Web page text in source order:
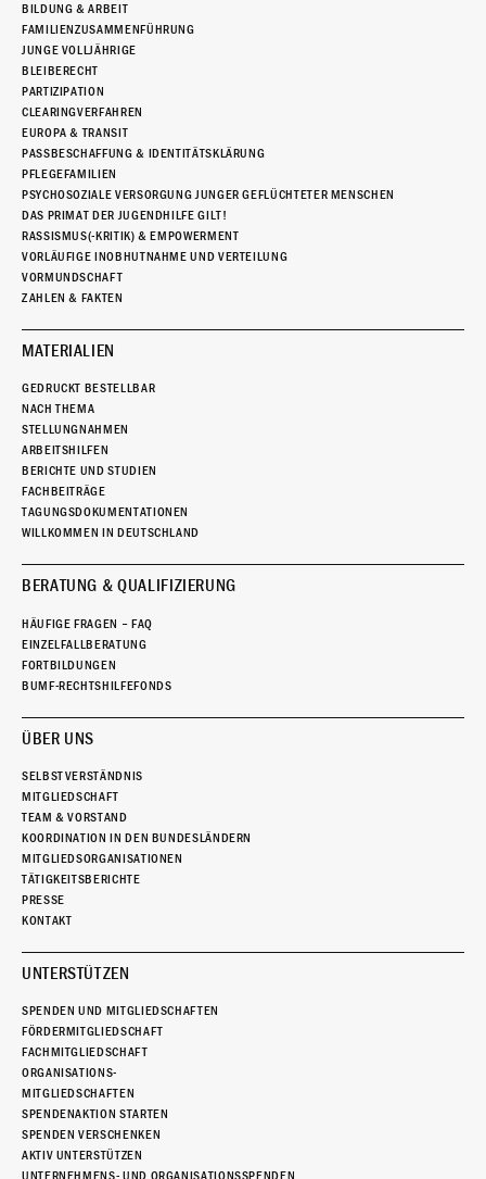
BILDUNG & ARBEIT
FAMILIENZUSAMMENFÜHRUNG
JUNGE VOLLJÄHRIGE
BLEIBERECHT
PARTIZIPATION
CLEARINGVERFAHREN
EUROPA & TRANSIT
PASSBESCHAFFUNG & IDENTITÄTSKLÄRUNG
PFLEGEFAMILIEN
PSYCHOSOZIALE VERSORGUNG JUNGER GEFLÜCHTETER MENSCHEN
DAS PRIMAT DER JUGENDHILFE GILT!
RASSISMUS(-KRITIK) & EMPOWERMENT
VORLÄUFIGE INOBHUTNAHME UND VERTEILUNG
VORMUNDSCHAFT
ZAHLEN & FAKTEN
MATERIALIEN
GEDRUCKT BESTELLBAR
NACH THEMA
STELLUNGNAHMEN
ARBEITSHILFEN
BERICHTE UND STUDIEN
FACHBEITRÄGE
TAGUNGSDOKUMENTATIONEN
WILLKOMMEN IN DEUTSCHLAND
BERATUNG & QUALIFIZIERUNG
HÄUFIGE FRAGEN – FAQ
EINZELFALLBERATUNG
FORTBILDUNGEN
BUMF-RECHTSHILFEFONDS
ÜBER UNS
SELBSTVERSTÄNDNIS
MITGLIEDSCHAFT
TEAM & VORSTAND
KOORDINATION IN DEN BUNDESLÄNDERN
MITGLIEDSORGANISATIONEN
TÄTIGKEITSBERICHTE
PRESSE
KONTAKT
UNTERSTÜTZEN
SPENDEN UND MITGLIEDSCHAFTEN
FÖRDERMITGLIEDSCHAFT
FACHMITGLIEDSCHAFT
ORGANISATIONS-
MITGLIEDSCHAFTEN
SPENDENAKTION STARTEN
SPENDEN VERSCHENKEN
AKTIV UNTERSTÜTZEN
UNTERNEHMENS- UND ORGANISATIONSSPENDEN